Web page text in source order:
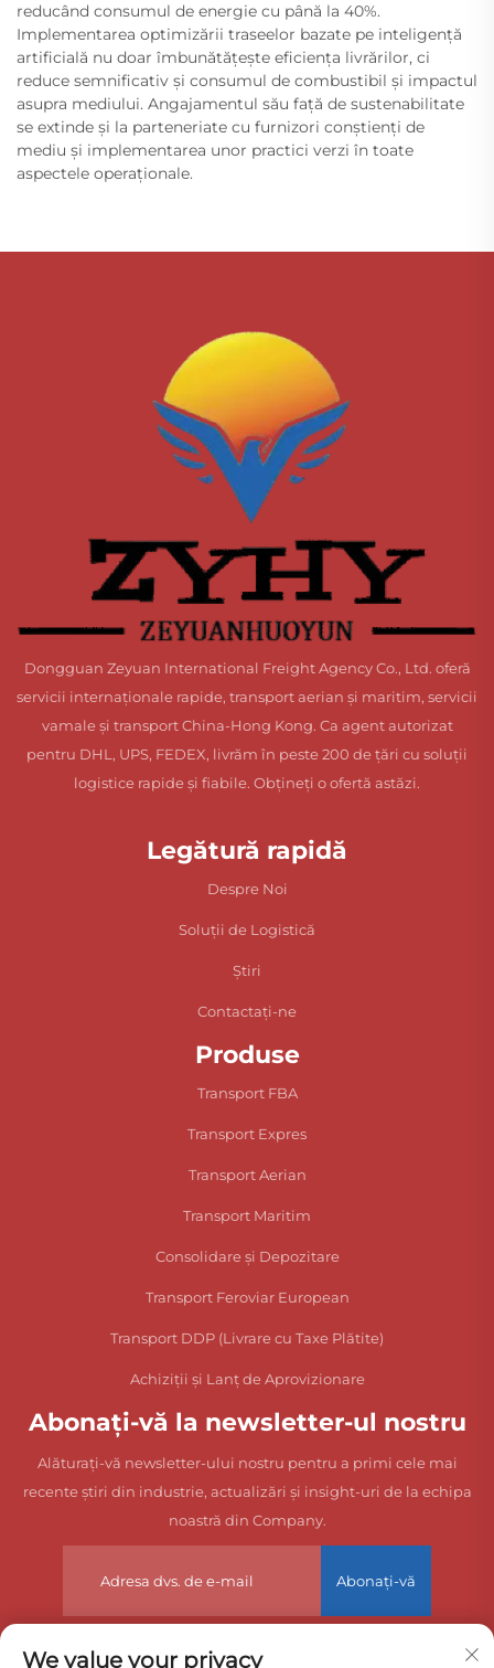
reducând consumul de energie cu până la 40%.
Implementarea optimizării traseelor bazate pe inteligență
artificială nu doar îmbunătățește eficiența livrărilor, ci
reduce semnificativ și consumul de combustibil și impactul
asupra mediului. Angajamentul său față de sustenabilitate
se extinde și la parteneriate cu furnizori conștienți de
mediu și implementarea unor practici verzi în toate
aspectele operaționale.
Dongguan Zeyuan International Freight Agency Co., Ltd. oferă
servicii internaționale rapide, transport aerian și maritim, servicii
vamale și transport China-Hong Kong. Ca agent autorizat
pentru DHL, UPS, FEDEX, livrăm în peste 200 de țări cu soluții
logistice rapide și fiabile. Obțineți o ofertă astăzi.
Legătură rapidă
Despre Noi
Soluții de Logistică
Știri
Contactați-ne
Produse
Transport FBA
Transport Expres
Transport Aerian
Transport Maritim
Consolidare și Depozitare
Transport Feroviar European
Transport DDP (Livrare cu Taxe Plătite)
Achiziții și Lanț de Aprovizionare
Abonați-vă la newsletter-ul nostru
Alăturați-vă newsletter-ului nostru pentru a primi cele mai
recente știri din industrie, actualizări și insight-uri de la echipa
noastră din Company.
Abonați-vă
We value your privacy